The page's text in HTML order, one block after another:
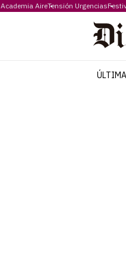
Academia AireTensión Urgencias